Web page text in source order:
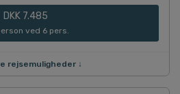
DKK 7.485
ved 6 pers.
rejsemuligheder ↓